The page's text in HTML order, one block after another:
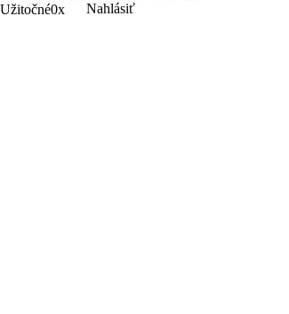
Užitočné0x
Nahlásiť